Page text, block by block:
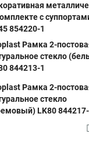
с
854220-1
Рамка 2-
стекло
844213-1
Рамка 2-
стекло
LK80